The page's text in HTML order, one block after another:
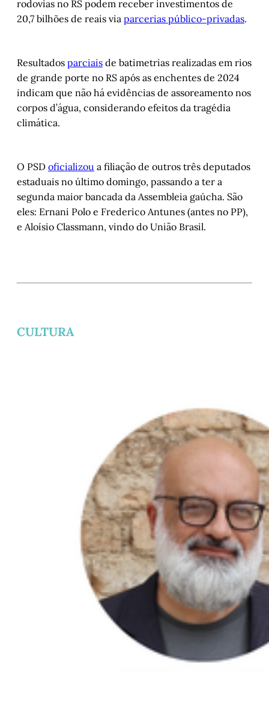
rodovias no RS podem receber investimentos de
20,7 bilhões de reais via parcerias público-privadas.
Resultados parciais de batimetrias realizadas em rios
de grande porte no RS após as enchentes de 2024
indicam que não há evidências de assoreamento nos
corpos d’água, considerando efeitos da tragédia
climática.
O PSD oficializou a filiação de outros três deputados
estaduais no último domingo, passando a ter a
segunda maior bancada da Assembleia gaúcha. São
eles: Ernani Polo e Frederico Antunes (antes no PP),
e Aloísio Classmann, vindo do União Brasil.
CULTURA